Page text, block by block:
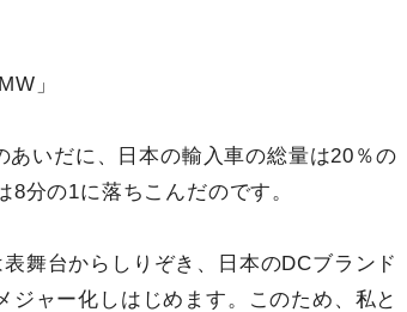
」
いだに、日本の輸入車の総量は20％の
分の1に落ちこんだのです。
舞台からしりぞき、日本のDCブランド
ャー化しはじめます。このため、私と